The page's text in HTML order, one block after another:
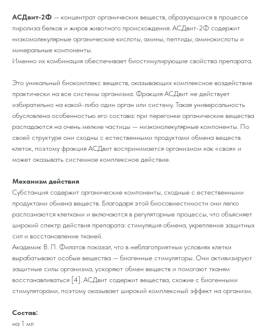
АСДвит-2Ф — концентрат органических веществ, образующихся в процессе
пиролиза белков и жиров животного происхождения. АСДвит-2Ф содержит
низкомолекулярные органические кислоты, амины, пептиды, аминокислоты и
минеральные компоненты.
Именно их комбинация обеспечивает биостимулирующие свойства препарата.
Это уникальный биокомплекс веществ, оказывающих комплексное воздействие
практически на все системы организма. Фракция АСДвит не действует
избирательно на какой-либо один орган или систему. Такая универсальность
обусловлена особенностью его состава: при перегонке органические вещества
распадаются на очень мелкие частицы — низкомолекулярные компоненты. По
своей структуре они сходны с естественными продуктами обмена веществ
клеток, поэтому фракция АСДвит воспринимается организмом как «своя» и
может оказывать системное комплексное действие.
Механизм действия
Субстанция содержит органические компоненты, сходные с естественными
продуктами обмена веществ. Благодаря этой биосовместимости они легко
распознаются клетками и включаются в регуляторные процессы, что объясняет
широкий спектр действия препарата: стимуляция обмена, укрепление защитных
сил и восстановление тканей.
Академик В. П. Филатов показал, что в неблагоприятных условиях клетки
вырабатывают особые вещества — биогенные стимуляторы. Они активизируют
защитные силы организма, ускоряют обмен веществ и помогают тканям
восстанавливаться [4]. АСДвит содержит вещества, схожие с биогенными
стимуляторами, поэтому оказывает широкий комплексный эффект на организм.
Состав:
на 1 мл